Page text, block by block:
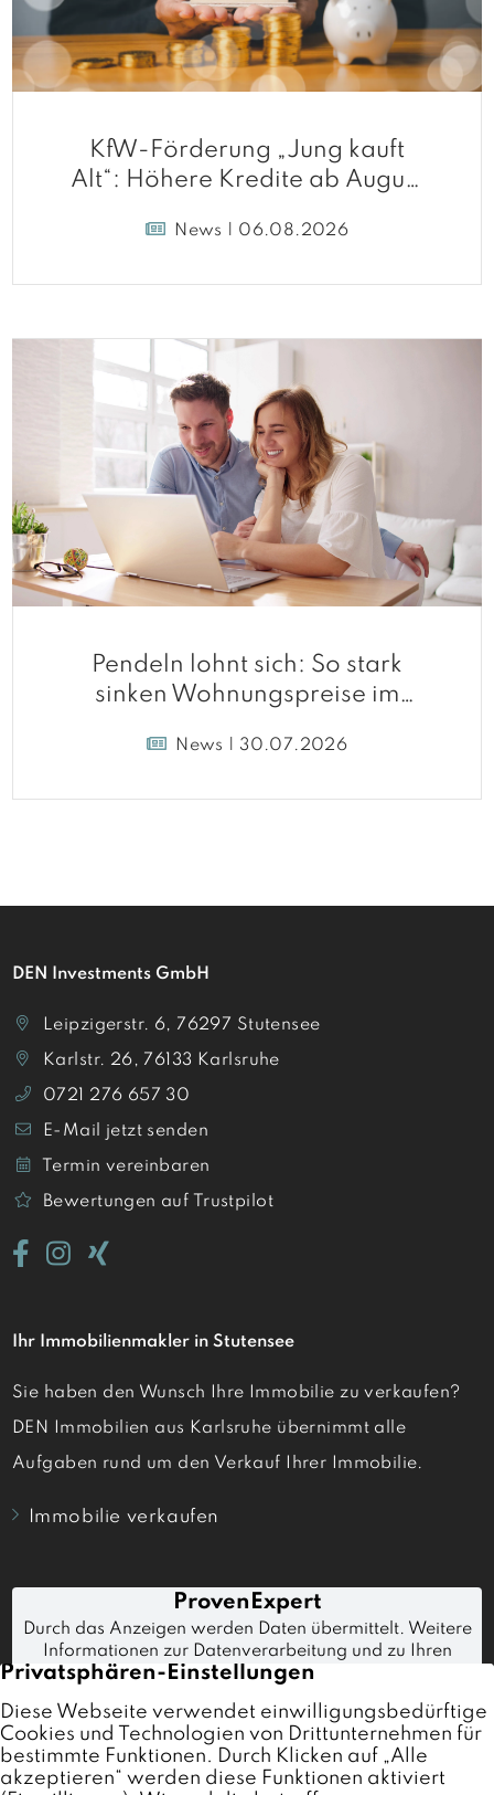
KfW-Förderung „Jung kauft
Alt“: Höhere Kredite ab August
News | 06.08.2026
Pendeln lohnt sich: So stark
sinken Wohnungspreise im
News | 30.07.2026
DEN Investments GmbH
Leipzigerstr. 6, 76297 Stutensee
Karlstr. 26, 76133 Karlsruhe
0721 276 657 30
E-Mail jetzt senden
Termin vereinbaren
Bewertungen auf Trustpilot
Ihr Immobilienmakler in Stutensee
Sie haben den Wunsch Ihre Immobilie zu verkaufen?
DEN Immobilien aus Karlsruhe übernimmt alle
Aufgaben rund um den Verkauf Ihrer Immobilie.
Immobilie verkaufen